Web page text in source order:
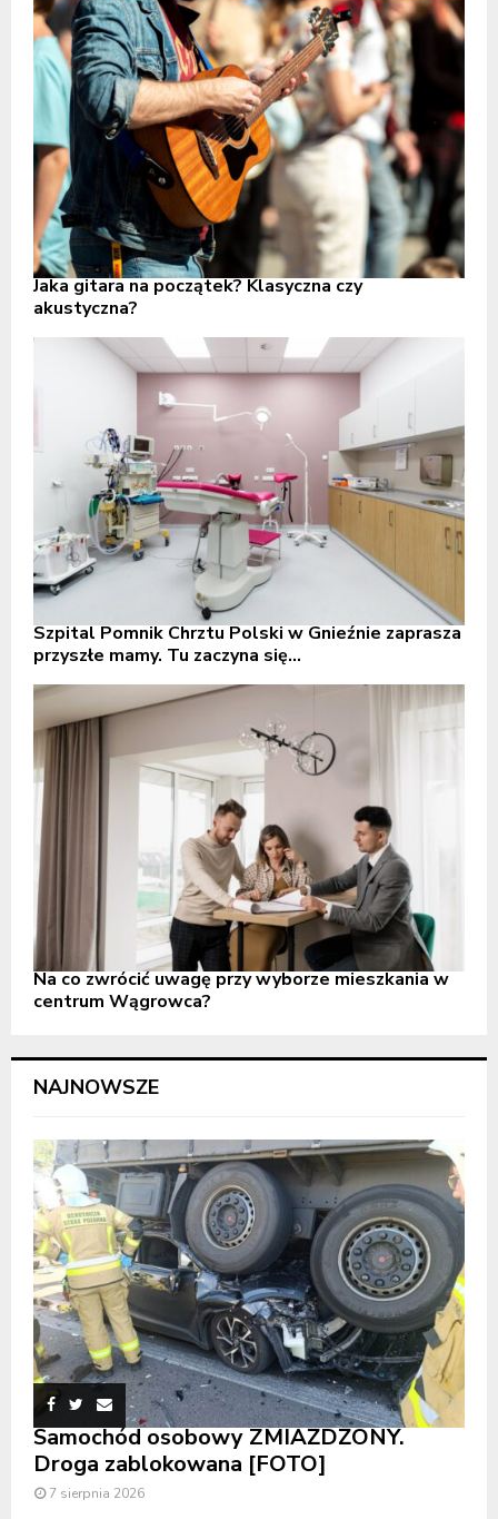
Jaka gitara na początek? Klasyczna czy
akustyczna?
Szpital Pomnik Chrztu Polski w Gnieźnie zaprasza
przyszłe mamy. Tu zaczyna się...
Na co zwrócić uwagę przy wyborze mieszkania w
centrum Wągrowca?
NAJNOWSZE
Samochód osobowy ZMIAŻDŻONY.
Droga zablokowana [FOTO]
7 sierpnia 2026